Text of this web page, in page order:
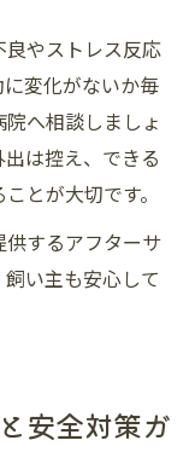
やストレス反応
変化がないか毎
へ相談しましょ
は控え、できる
とが大切です。
するアフターサ
い主も安心して
安全対策ガ